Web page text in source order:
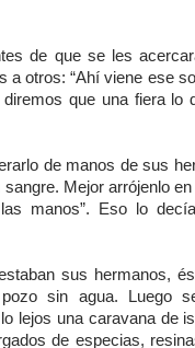
de que se les
a otros: “Ahí viene ese
que una fiera lo
de manos de sus
Mejor arrójenlo
manos”. Eso lo
sus hermanos,
sin agua. Luego
lejos una caravana de
de especias,